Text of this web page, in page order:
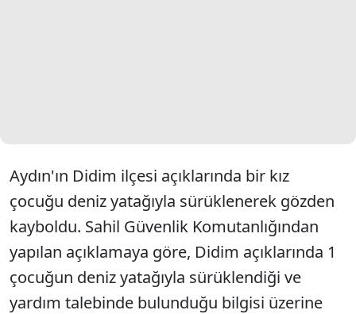
Aydın'ın Didim ilçesi açıklarında bir kız
çocuğu deniz yatağıyla sürüklenerek gözden
kayboldu. Sahil Güvenlik Komutanlığından
yapılan açıklamaya göre, Didim açıklarında 1
çocuğun deniz yatağıyla sürüklendiği ve
yardım talebinde bulunduğu bilgisi üzerine